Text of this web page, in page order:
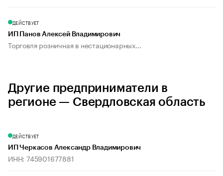
ДЕЙСТВУЕТ
ИП Панов Алексей Владимирович
Торговля розничная в нестационарных...
Другие предприниматели в
регионе — Свердловская область
ДЕЙСТВУЕТ
ИП Черкасов Александр Владимирович
ИНН: 745901677881